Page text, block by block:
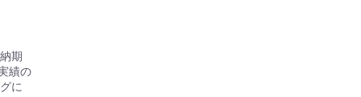
期
績の
に